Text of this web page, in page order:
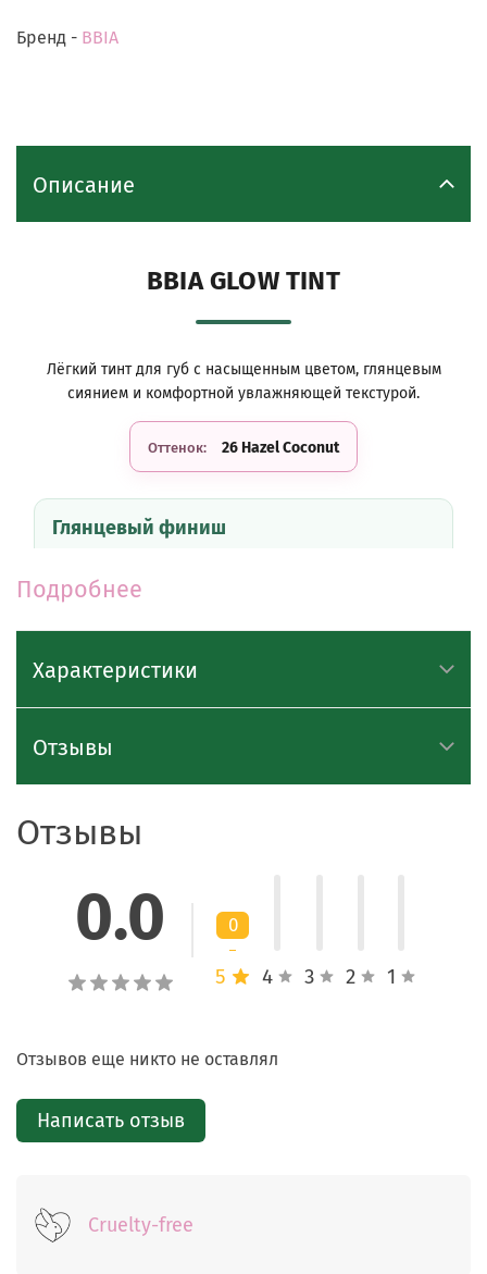
Бренд - BBIA
Описание
BBIA GLOW TINT
Лёгкий тинт для губ с насыщенным цветом, глянцевым
сиянием и комфортной увлажняющей текстурой.
Оттенок: 26 Hazel Coconut
Глянцевый финиш
визуально делает их более гладкими, объёмными и
ухоженными.
Комфортная текстура
ощущения стянутости.
Средство фиксируется после нанесения, помогает
Активные ингредиенты
Обеспечивает насыщенный оттенок, ровное
Увлажняющие компоненты формулы
Подробнее
Характеристики
Отзывы
Отзывы
0.0 0
5 4 3 2 1
Отзывов еще никто не оставлял
Написать отзыв
Cruelty-free